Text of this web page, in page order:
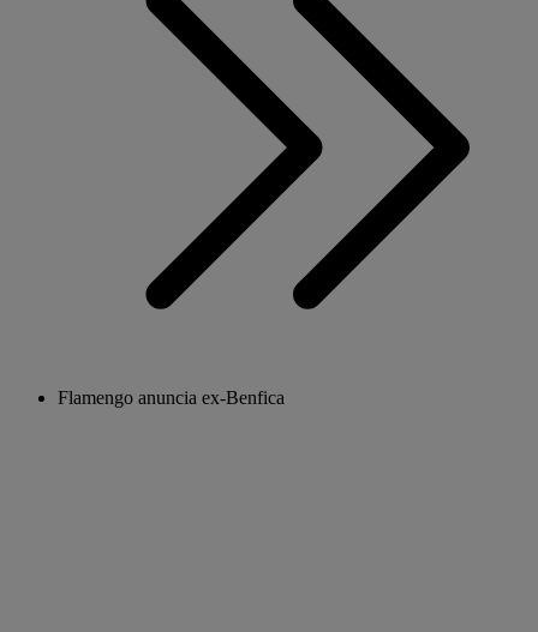
Flamengo anuncia ex-Benfica